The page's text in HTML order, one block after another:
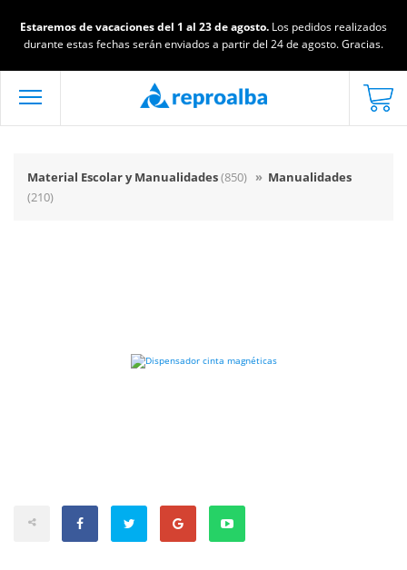
Estaremos de vacaciones del 1 al 23 de agosto. Los pedidos realizados
durante estas fechas serán enviados a partir del 24 de agosto. Gracias.
Material Escolar y Manualidades(850) » Manualidades
(210)